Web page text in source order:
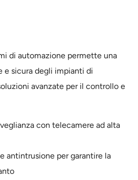
di automazione permette una
sicura degli impianti di
avanzate per il controllo e
con telecamere ad alta
antintrusione per garantire la